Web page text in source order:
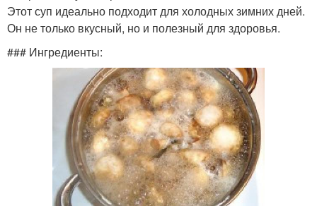
Этот суп идеально подходит для холодных зимних дней.
Он не только вкусный, но и полезный для здоровья.
### Ингредиенты: